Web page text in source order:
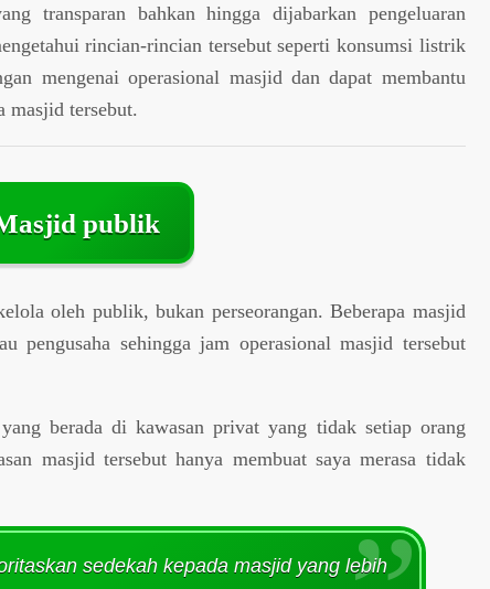
transparan bahkan hingga dijabarkan pengeluaran
rincian-rincian tersebut seperti konsumsi listrik
mengenai operasional masjid dan dapat membantu
masjid tersebut.
publik
oleh publik, bukan perseorangan. Beberapa masjid
pengusaha sehingga jam operasional masjid tersebut
berada di kawasan privat yang tidak setiap orang
masjid tersebut hanya membuat saya merasa tidak
sedekah kepada masjid yang lebih